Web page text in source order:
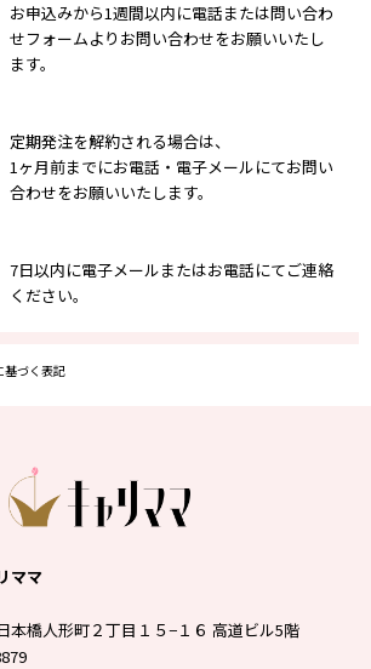
お申込みから1週間以内に電話または問い合わ
せフォームよりお問い合わせをお願いいたし
ます。
定期発注を解約される場合は、
1ヶ月前までにお電話・電子メールにてお問い
合わせをお願いいたします。
7日以内に電子メールまたはお電話にてご連絡
ください。
基づく表記
ママ
本橋人形町２丁目１５−１６ 高道ビル5階